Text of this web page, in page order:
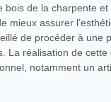
bois de la charpente
mieux assurer
de procéder à une
La réalisation de
notamment un